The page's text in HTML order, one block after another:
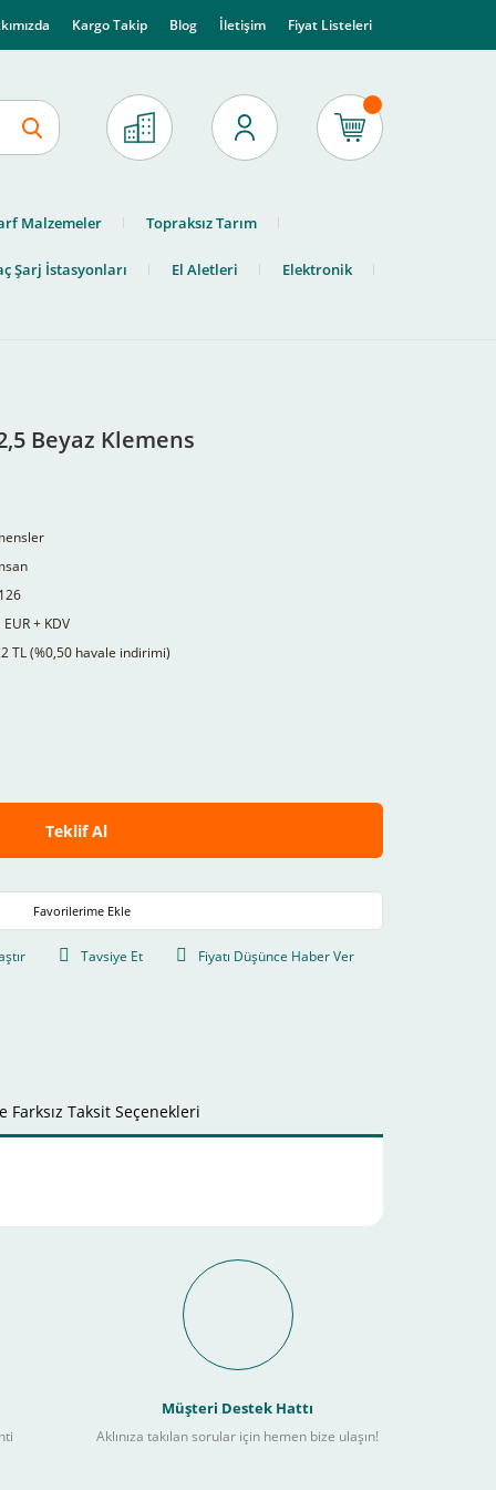
Kargo Takip Blog İletişim Fiyat Listeleri
Malzemeler Topraksız Tarım
Şarj İstasyonları El Aletleri Elektronik
Beyaz Klemens
+ KDV
TL (%0,50 havale indirimi)
Teklif Al
Tavsiye Et Fiyatı Düşünce Haber Ver
Farksız Taksit Seçenekleri
İmkanı Nasıl
Müşteri Destek Hattı
Aklınıza takılan sorular için hemen bize ulaşın!